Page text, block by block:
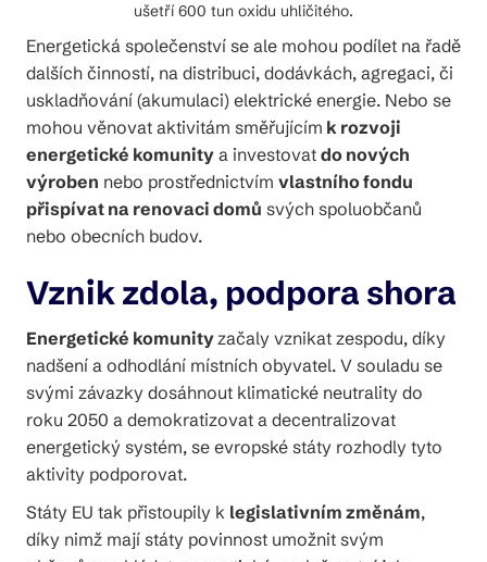
ušetří 600 tun oxidu uhličitého.
Energetická společenství se ale mohou podílet na řadě
dalších činností, na distribuci, dodávkách, agregaci, či
uskladňování (akumulaci) elektrické energie. Nebo se
mohou věnovat aktivitám směřujícím k rozvoji
energetické komunity a investovat do nových
výroben nebo prostřednictvím vlastního fondu
přispívat na renovaci domů svých spoluobčanů
nebo obecních budov.
Vznik zdola, podpora shora
Energetické komunityzačaly vznikat zespodu, díky
nadšení a odhodlání místních obyvatel. V souladu se
svými závazky dosáhnout klimatické neutrality do
roku 2050 a demokratizovat a decentralizovat
energetický systém, se evropské státy rozhodly tyto
aktivity podporovat.
Státy EU tak přistoupily k legislativním změnám,
díky nimž mají státy povinnost umožnit svým